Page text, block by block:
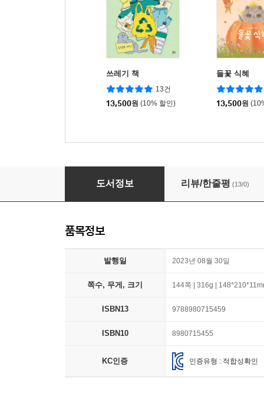
쓰레기 책
13건
13,500원 (10% 할인)
들꽃 식혜
13,500원
어린이 채소 도감
도서정보 리뷰/한줄평 (13/0)
품목정보
발행일 2023년 08월 30일
쪽수, 무게, 크기 144쪽 | 316g |
ISBN13 9788980715459
ISBN10 8980715455
KC인증 인증유형 : 적합성확인